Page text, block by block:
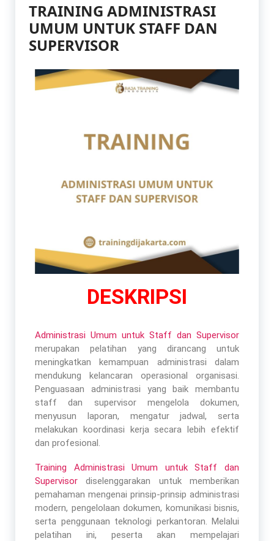
TRAINING ADMINISTRASI
UMUM UNTUK STAFF DAN
SUPERVISOR
DESKRIPSI
Administrasi Umum untuk Staff dan Supervisor
merupakan pelatihan yang dirancang untuk
meningkatkan kemampuan administrasi dalam
mendukung kelancaran operasional organisasi.
Penguasaan administrasi yang baik membantu
staff dan supervisor mengelola dokumen,
menyusun laporan, mengatur jadwal, serta
melakukan koordinasi kerja secara lebih efektif
dan profesional.
Training Administrasi Umum untuk Staff dan
Supervisor diselenggarakan untuk memberikan
pemahaman mengenai prinsip-prinsip administrasi
modern, pengelolaan dokumen, komunikasi bisnis,
serta penggunaan teknologi perkantoran. Melalui
pelatihan ini, peserta akan mempelajari